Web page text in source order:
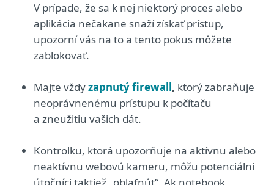
V prípade, že sa k nej niektorý proces alebo
aplikácia nečakane snaží získať prístup,
upozorní vás na to a tento pokus môžete
zablokovať.
Majte vždyzapnutý firewall, ktorý zabraňuje
neoprávnenému prístupu k počítaču
a zneužitiu vašich dát.
Kontrolku, ktorá upozorňuje na aktívnu alebo
neaktívnu webovú kameru, môžu potenciálni